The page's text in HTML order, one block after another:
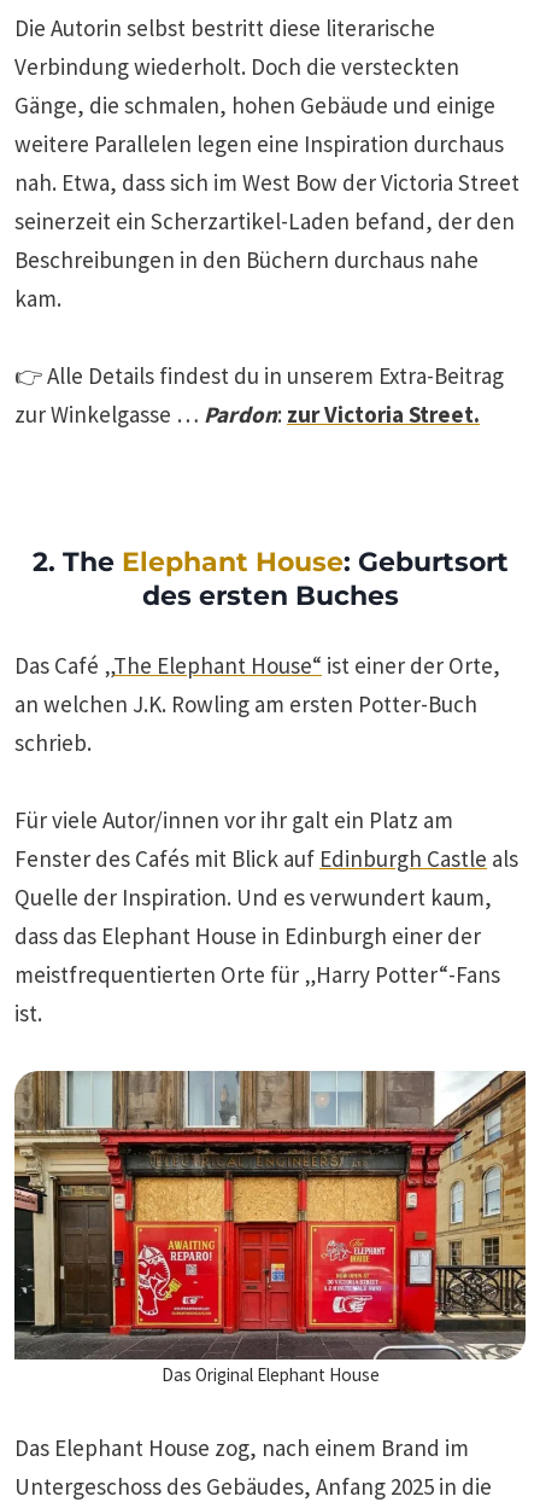
Die Autorin selbst bestritt diese literarische
Verbindung wiederholt. Doch die versteckten
Gänge, die schmalen, hohen Gebäude und einige
weitere Parallelen legen eine Inspiration durchaus
nah. Etwa, dass sich im West Bow der Victoria Street
seinerzeit ein Scherzartikel-Laden befand, der den
Beschreibungen in den Büchern durchaus nahe
kam.
👉 Alle Details findest du in unserem Extra-Beitrag
zur Winkelgasse … Pardon: zur Victoria Street.
2. The Elephant House: Geburtsort
des ersten Buches
Das Café „The Elephant House“ ist einer der Orte,
an welchen J.K. Rowling am ersten Potter-Buch
schrieb.
Für viele Autor/innen vor ihr galt ein Platz am
Fenster des Cafés mit Blick auf Edinburgh Castle als
Quelle der Inspiration. Und es verwundert kaum,
dass das Elephant House in Edinburgh einer der
meistfrequentierten Orte für „Harry Potter“-Fans
ist.
Das Original Elephant House
Das Elephant House zog, nach einem Brand im
Untergeschoss des Gebäudes, Anfang 2025 in die